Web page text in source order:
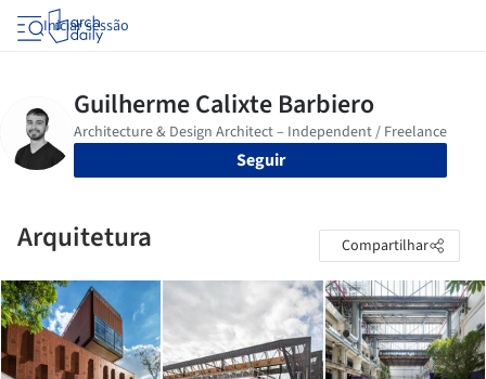
Iniciar sessão
Seguir
Arquitetura Compartilhar